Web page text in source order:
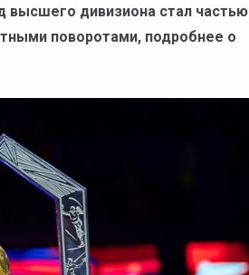
дивизиона стал частью
поворотами, подробнее о